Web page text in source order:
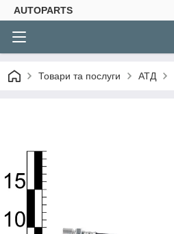
AUTOPARTS
Товари та послуги АТД